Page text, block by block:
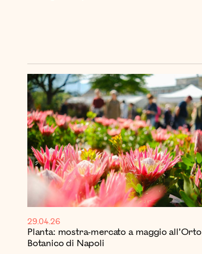
29.04.26
Planta: mostra-mercato a maggio all’Orto
Botanico di Napoli